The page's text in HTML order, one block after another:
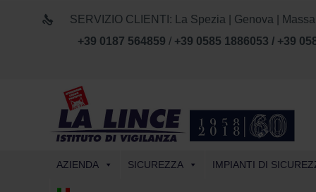
SERVIZIO CLIENTI: La Spezia | Genova |
+39 0187 564859 / +39 0585 1886053 / +39
AZIENDA SICUREZZA IMPIANTI DI